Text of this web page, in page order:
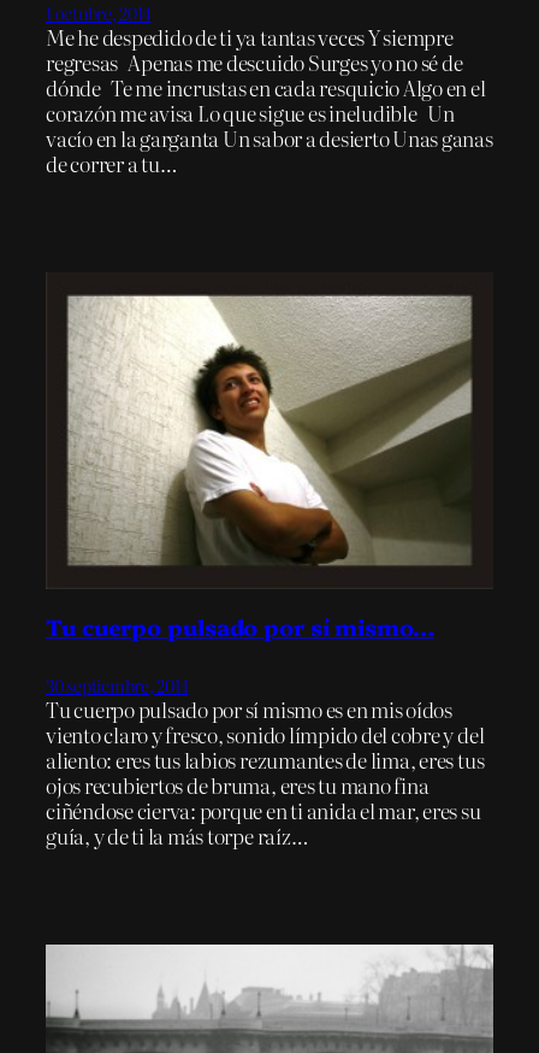
1 octubre, 2014
Me he despedido de ti ya tantas veces Y siempre
regresas Apenas me descuido Surges yo no sé de
dónde Te me incrustas en cada resquicio Algo en el
corazón me avisa Lo que sigue es ineludible Un
vacío en la garganta Un sabor a desierto Unas ganas
de correr a tu…
Tu cuerpo pulsado por sí mismo…
30 septiembre, 2014
Tu cuerpo pulsado por sí mismo es en mis oídos
viento claro y fresco, sonido límpido del cobre y del
aliento: eres tus labios rezumantes de lima, eres tus
ojos recubiertos de bruma, eres tu mano fina
ciñéndose cierva: porque en ti anida el mar, eres su
guía, y de ti la más torpe raíz…